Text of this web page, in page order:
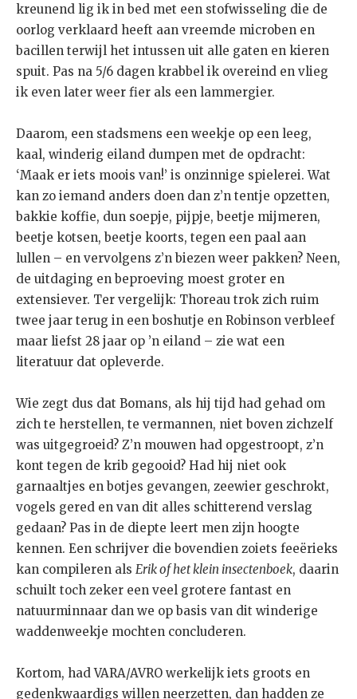
kreunend lig ik in bed met een stofwisseling die de
oorlog verklaard heeft aan vreemde microben en
bacillen terwijl het intussen uit alle gaten en kieren
spuit. Pas na 5/6 dagen krabbel ik overeind en vlieg
ik even later weer fier als een lammergier.
Daarom, een stadsmens een weekje op een leeg,
kaal, winderig eiland dumpen met de opdracht:
‘Maak er iets moois van!’ is onzinnige spielerei. Wat
kan zo iemand anders doen dan z’n tentje opzetten,
bakkie koffie, dun soepje, pijpje, beetje mijmeren,
beetje kotsen, beetje koorts, tegen een paal aan
lullen – en vervolgens z’n biezen weer pakken? Neen,
de uitdaging en beproeving moest groter en
extensiever. Ter vergelijk: Thoreau trok zich ruim
twee jaar terug in een boshutje en Robinson verbleef
maar liefst 28 jaar op ’n eiland – zie wat een
literatuur dat opleverde.
Wie zegt dus dat Bomans, als hij tijd had gehad om
zich te herstellen, te vermannen, niet boven zichzelf
was uitgegroeid? Z’n mouwen had opgestroopt, z’n
kont tegen de krib gegooid? Had hij niet ook
garnaaltjes en botjes gevangen, zeewier geschrokt,
vogels gered en van dit alles schitterend verslag
gedaan? Pas in de diepte leert men zijn hoogte
kennen. Een schrijver die bovendien zoiets feeërieks
kan compileren als Erik of het klein insectenboek, daarin
schuilt toch zeker een veel grotere fantast en
natuurminnaar dan we op basis van dit winderige
waddenweekje mochten concluderen.
Kortom, had VARA/AVRO werkelijk iets groots en
gedenkwaardigs willen neerzetten, dan hadden ze